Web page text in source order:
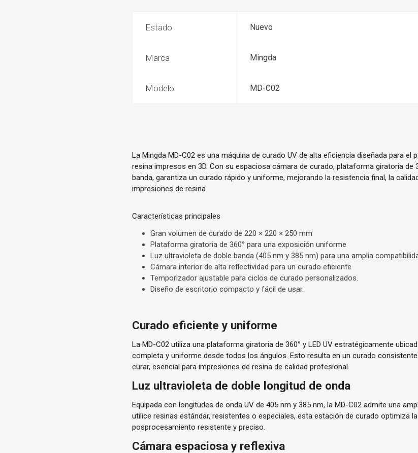
Estado Nuevo
Marca Mingda
Modelo MD-C02
La Mingda MD-C02 es una máquina de curado UV de alta eficiencia diseñada para
resina impresos en 3D. Con su espaciosa cámara de curado, plataforma giratoria de
banda, garantiza un curado rápido y uniforme, mejorando la resistencia final, la
impresiones de resina.
Características principales
Gran volumen de curado de 220 × 220 × 250 mm
Plataforma giratoria de 360° para una exposición uniforme
Luz ultravioleta de doble banda (405 nm y 385 nm) para una amplia
Cámara interior de alta reflectividad para un curado eficiente
Temporizador ajustable para ciclos de curado personalizados.
Diseño de escritorio compacto y fácil de usar.
Curado eficiente y uniforme
La MD-C02 utiliza una plataforma giratoria de 360° y LED UV estratégicamente
completa y uniforme desde todos los ángulos. Esto resulta en un curado
curar, esencial para impresiones de resina de calidad profesional.
Luz ultravioleta de doble longitud de onda
Equipada con longitudes de onda UV de 405 nm y 385 nm, la MD-C02 admite una
utilice resinas estándar, resistentes o especiales, esta estación de curado optimiza
posprocesamiento resistente y preciso.
Cámara espaciosa y reflexiva